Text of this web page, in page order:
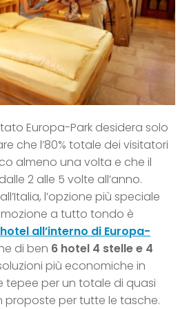
Europa-Park desidera solo
che l’80% totale dei visitatori
almeno una volta e che il
2 alle 5 volte all’anno.
l’opzione più speciale
a tutto tondo è
all’interno di Europa-
di ben 6 hotel 4 stelle e 4
più economiche in
per un totale di quasi
proposte per tutte le tasche.